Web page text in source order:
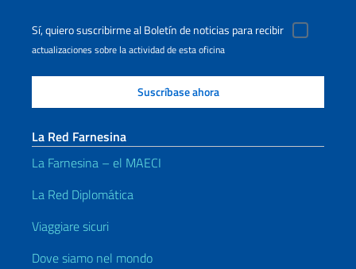
Sí, quiero suscribirme al Boletín de noticias para recibir
actualizaciones sobre la actividad de esta oficina
La Red Farnesina
La Farnesina – el MAECI
La Red Diplomática
Viaggiare sicuri
Dove siamo nel mondo